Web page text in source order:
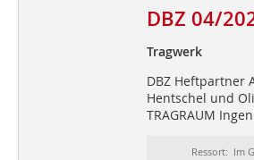
DBZ 04/
Tragwerk
DBZ Heftpartner
Hentschel und
TRAGRAUM
Ressort: Im